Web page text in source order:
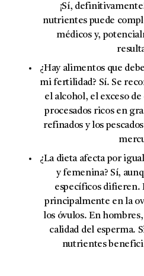
¡Sí,
nutrientes puede
médicos y,
¿Hay alimentos que
mi fertilidad? Sí. Se
el alcohol, el exceso
procesados ricos en
refinados y los
¿La dieta afecta por
y femenina? Sí,
específicos difieren.
principalmente en la
los óvulos. En
calidad del esperma.
nutrientes